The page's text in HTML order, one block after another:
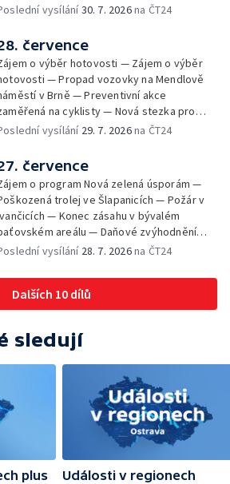
toalety u dětských hřišť —
nákupního domu Letná — Končí 52.
Letní filmové školy — 3. ročník
akce Stůl ve středu — Cesta na
paliativní péče
vysílání30. 7. 2026na ČT24
července
o výběr hotovosti — Zájem o výběr
— Propad vozovky na Mendlově
v Brně — Preventivní akce
na cyklisty — Nová stezka pro
na Zlínsku — Letecká linka mezi
zatmění Slunce — Den AČFK na
filmové škole — Milan Uhde slaví 90 let
Rekonstrukce vojenského srubu
vysílání 29. 7. 2026na ČT24
července
o program Nová zelená úsporám —
trolej ve Šlapanicích — Požár v
— Konec zásahu v bývalém
areálu — Daňové zvýhodnění
— Výhružky na magistrátu v Olomouci —
týmy v první fotbalové lize —
Chystaná rekonstrukce bývalé věznice —
seriál pro děti
vysílání 28. 7. 2026na ČT24
Dalších 10 dílů
sledují
plus
Události v regionech